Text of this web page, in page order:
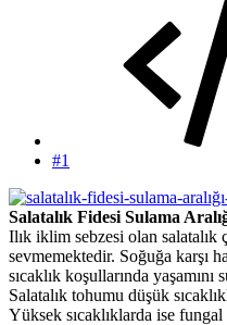
#1
Salatalık Fidesi Sulama
Ilık iklim sebzesi olan salatalık
sevmemektedir. Soğuğa karşı
sıcaklık koşullarında
Salatalık tohumu düşük
Yüksek sıcaklıklarda ise fungal